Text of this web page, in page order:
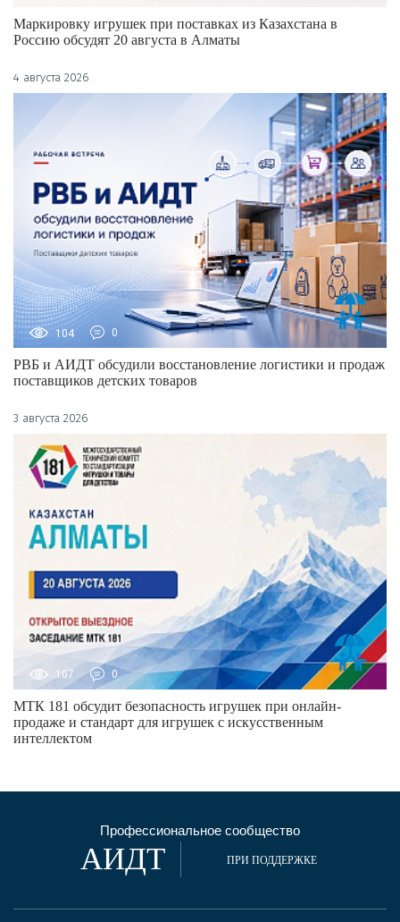
Маркировку игрушек при поставках из Казахстана в
Россию обсудят 20 августа в Алматы
4 августа 2026
104 0
РВБ и АИДТ обсудили восстановление логистики и продаж
поставщиков детских товаров
3 августа 2026
107 0
МТК 181 обсудит безопасность игрушек при онлайн-
продаже и стандарт для игрушек с искусственным
интеллектом
Профессиональное сообщество
АИДТ ПРИ ПОДДЕРЖКЕ